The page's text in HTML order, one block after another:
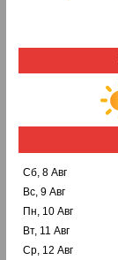
Сб, 8 Авг
Вс, 9 Авг
Пн, 10 Авг
Вт, 11 Авг
Ср, 12 Авг